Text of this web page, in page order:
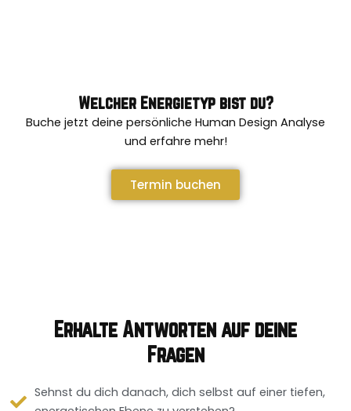
Welcher Energietyp bist du?
Buche jetzt deine persönliche Human Design Analyse
und erfahre mehr!
Termin buchen
Erhalte Antworten auf deine
Fragen
Sehnst du dich danach, dich selbst auf einer tiefen,